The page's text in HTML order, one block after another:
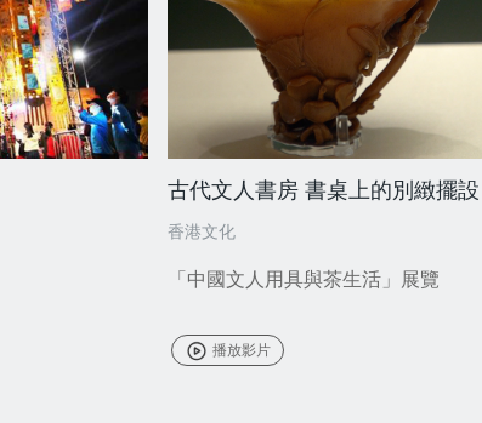
古代文人書房 書桌上的別緻擺設
香港文化
「中國文人用具與茶生活」展覽
播放影片